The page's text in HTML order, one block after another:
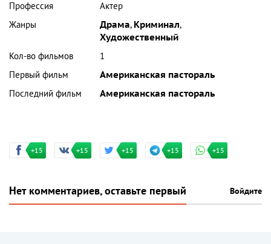
Профессия
Актер
Жанры
Драма, Криминал,
Художественный
Кол-во фильмов
1
Первый фильм
Американская пастораль
Последний фильм
Американская пастораль
+15 +15 +15 +15 +15
Нет комментариев, оставьте первый Войдите